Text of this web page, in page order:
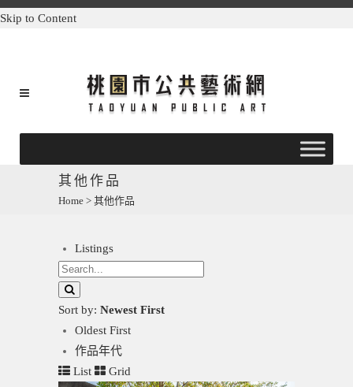
Skip to Content
其他作品
Home > 其他作品
Listings
Sort by: Newest First
Oldest First
作品年代
List
Grid